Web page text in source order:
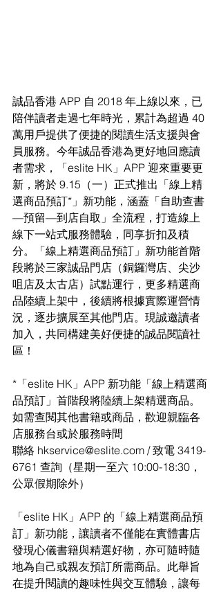
誠品香港 APP 自 2018 年上線以來，已
陪伴讀者走過七年時光，累計為超過 40
萬用戶提供了便捷的閱讀生活支援與會
員服務。今年誠品香港為更好地回應讀
者需求，「eslite HK」APP 迎來重要更
新，將於 9.15（一）正式推出「線上精
選商品預訂*」新功能，涵蓋「自助查書
—預留—到店自取」全流程，打造線上
線下一站式服務體驗，同享折扣及積
分。「線上精選商品預訂」新功能首階
段將於三家誠品門店（銅鑼灣店、尖沙
咀店及太古店）試點運行，更多精選商
品陸續上架中，後續將根據實際運營情
況，逐步擴展至其他門店。現誠邀讀者
加入，共同構建美好便捷的誠品閱讀社
區！
*「eslite HK」APP 新功能「線上精選商
品預訂」首階段將陸續上架精選商品。
如需查閱其他書籍或商品，歡迎親臨各
店服務台或於服務時間
聯絡 hkservice@eslite.com / 致電 3419-
6761 查詢（星期一至六 10:00-18:30，
公眾假期除外）
「eslite HK」APP 的「線上精選商品預
訂」新功能，讓讀者不僅能在實體書店
發現心儀書籍與精選好物，亦可隨時隨
地為自己或親友預訂所需商品。此舉旨
在提升閱讀的趣味性與交互體驗，讓每